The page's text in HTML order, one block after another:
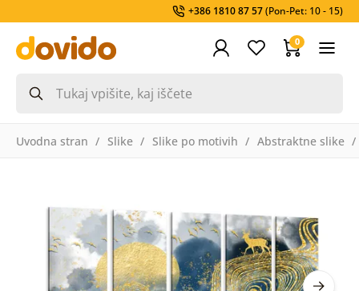
+386 1810 87 57(Pon-Pet: 10 - 15)
0
Uvodna stran Slike Slike po motivih Abstraktne slike